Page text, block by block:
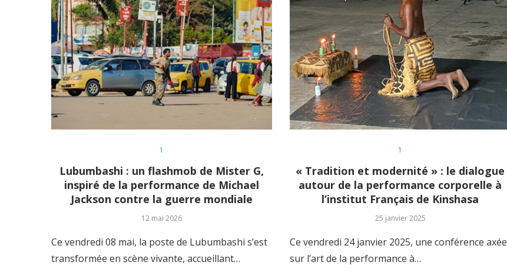
1
Lubumbashi : un flashmob de Mister G,
inspiré de la performance de Michael
Jackson contre la guerre mondiale
12 mai 2026
Ce vendredi 08 mai, la poste de Lubumbashi s’est
transformée en scène vivante, accueillant…
1
« Tradition et modernité » : le dialogue
autour de la performance corporelle à
l’institut Français de Kinshasa
25 janvier 2025
Ce vendredi 24 janvier 2025, une conférence axée
sur l’art de la performance à…